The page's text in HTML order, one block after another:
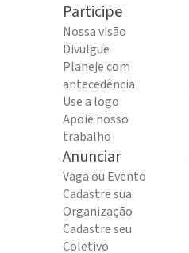
Participe
Nossa visão
Divulgue
Planeje com
antecedência
Use a logo
Apoie nosso
trabalho
Anunciar
Vaga ou Evento
Cadastre sua
Organização
Cadastre seu
Coletivo